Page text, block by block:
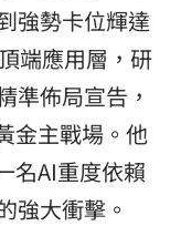
強勢卡位輝達
端應用層，研
準佈局宣告，
金主戰場。他
名AI重度依賴
強大衝擊。